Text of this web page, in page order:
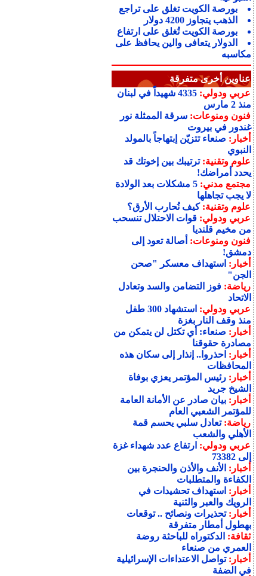
بورصة الكويت تغلق على تراجع
الذهب يتجاوز 4200 دولار
بورصة الكويت تُغلق على ارتفاع
الدولار يتعافى والين يحافظ على
مكاسبه
عناوين أخرى متفرقة
عربي ودولي:
4335 شهيداً في لبنان
منذ 2 مارس
فنون ومنوعات:سرقة الممثلة نور
غندور في بيروت
أخبار: صنعاء تتزيّن إبتهاجاً بالمولد
النبوي
علوم وتقنية:ترتيبك بين إخوتك قد
يحدد أمراضك!
مجتمع مدني:
5 مشكلات بعد الولادة
لا يجب تجاهلها
علوم وتقنية:كيف نُحارب الأرق؟
عربي ودولي:قوات الاحتلال تنسحب
من مخيم قلنديا
فنون ومنوعات: أصالة تعود إلى
دمشق!
أخبار: استهداف معسكر "صحن
الجن"
رياضة:فوز التضامن والسد وتعادل
الاتحاد
عربي ودولي:
استشهاد 300 طفل
منذ وقف النار بغزة
أخبار: صنعاء: أي تكتل لن يتمكن من
مصادرة حقوقنا
أخبار: احذروا.. إنذار إلى سكان هذه
المحافظات
أخبار:رئيس المؤتمر يعزي بوفاة
الشيخ جريد
أخبار:بيان صادر عن الأمانة العامة
للمؤتمر الشعبي العام
رياضة:تعادل سلبي يحسم قمة
الأهلي والشعب
عربي ودولي: ارتفاع عدد شهداء غزة
إلى 73382
أخبار: الأنف والأذن والحنجرة بين
الكفاءة والمتطلبات
أخبار: استهداف تحشيدات في
الرويك والعبر والثنية
أخبار:تحذيرات ونصائح .. توقعات
بهطول أمطار متفرقة
ثقافة: الدكتوراه للباحثة روضة
العمري من صنعاء
أخبار:تواصل الاعتداءات الإسرائيلية
في الضفة